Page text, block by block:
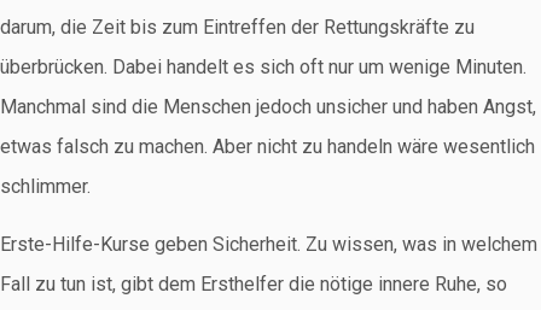
darum, die Zeit bis zum Eintreffen der Rettungskräfte zu
überbrücken. Dabei handelt es sich oft nur um wenige Minuten.
Manchmal sind die Menschen jedoch unsicher und haben Angst,
etwas falsch zu machen. Aber nicht zu handeln wäre wesentlich
schlimmer.
Erste-Hilfe-Kurse geben Sicherheit. Zu wissen, was in welchem
Fall zu tun ist, gibt dem Ersthelfer die nötige innere Ruhe, so